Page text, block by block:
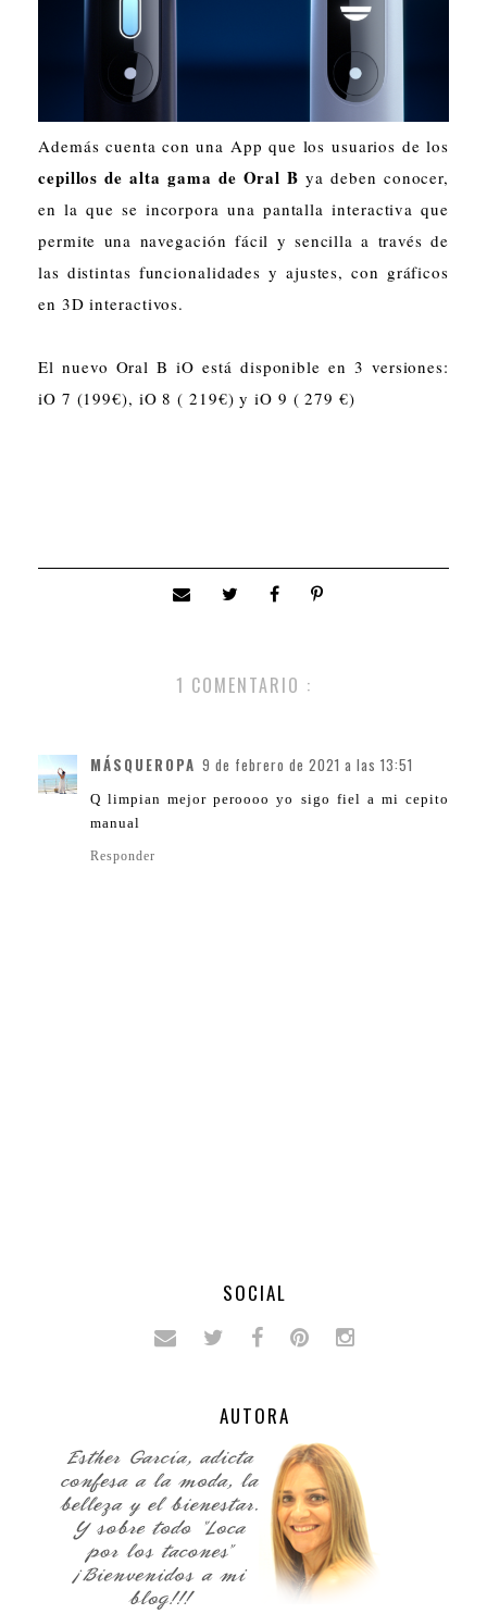
Además cuenta con una App que los usuarios de los
cepillos de alta gama de Oral B ya deben conocer,
en la que se incorpora una pantalla interactiva que
permite una navegación fácil y sencilla a través de
las distintas funcionalidades y ajustes, con gráficos
en 3D interactivos.
El nuevo Oral B iO está disponible en 3 versiones:
iO 7 (199€), iO 8 ( 219€) y iO 9 ( 279 €)
1 COMENTARIO :
MÁSQUEROPA 9 de febrero de 2021 a las 13:51
Q limpian mejor peroooo yo sigo fiel a mi cepito
manual
Responder
SOCIAL
AUTORA